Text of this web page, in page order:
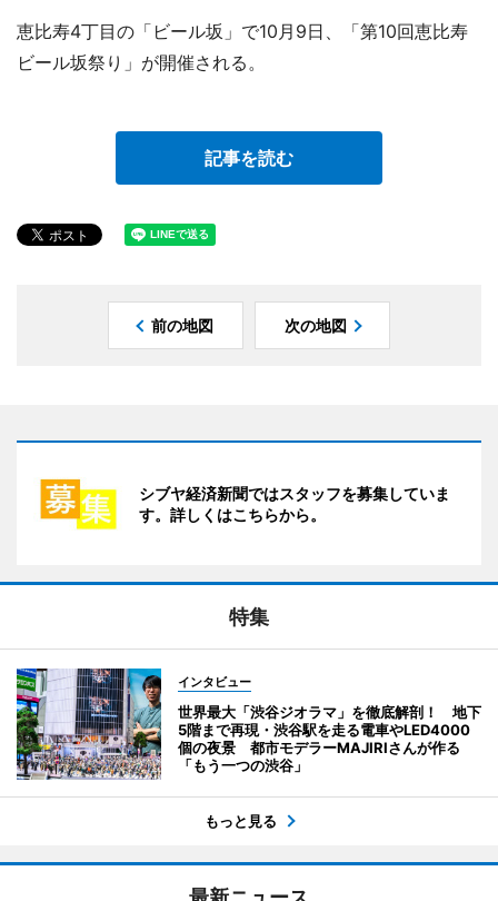
恵比寿4丁目の「ビール坂」で10月9日、「第10回恵比寿
ビール坂祭り」が開催される。
記事を読む
前の地図 次の地図
シブヤ経済新聞ではスタッフを募集していま
す。詳しくはこちらから。
特集
インタビュー
世界最大「渋谷ジオラマ」を徹底解剖！ 地下
5階まで再現・渋谷駅を走る電車やLED4000
個の夜景 都市モデラーMAJIRIさんが作る
「もう一つの渋谷」
もっと見る